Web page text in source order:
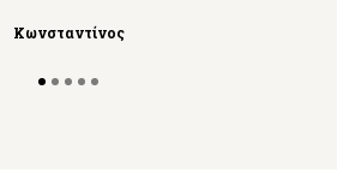
Κωνσταντίνος